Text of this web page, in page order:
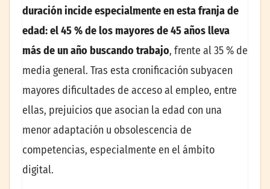
duración incide especialmente en esta franja de
edad: el 45 % de los mayores de 45 años lleva
más de un año buscando trabajo, frente al 35 % de
media general. Tras esta cronificación subyacen
mayores dificultades de acceso al empleo, entre
ellas, prejuicios que asocian la edad con una
menor adaptación u obsolescencia de
competencias, especialmente en el ámbito
digital.